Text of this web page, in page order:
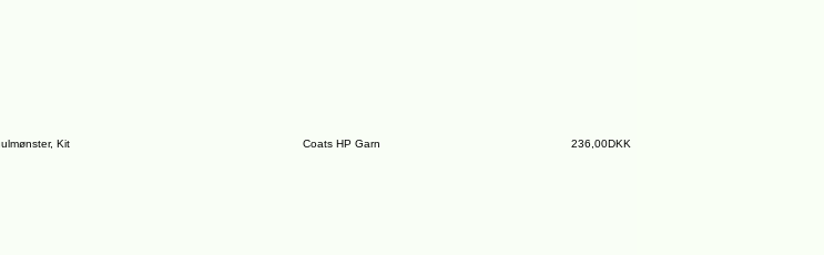
Kit Coats HP Garn 236,00DKK